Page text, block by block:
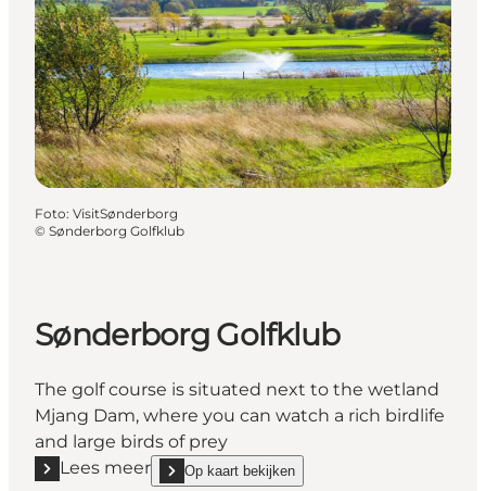
Foto: VisitSønderborg
© Sønderborg Golfklub
Sønderborg Golfklub
The golf course is situated next to the wetland
Mjang Dam, where you can watch a rich birdlife
and large birds of prey
Lees meer
Lees meer "Sønderborg Golfklub"
Op kaart bekijken
show Sønderborg Golfklub on_map